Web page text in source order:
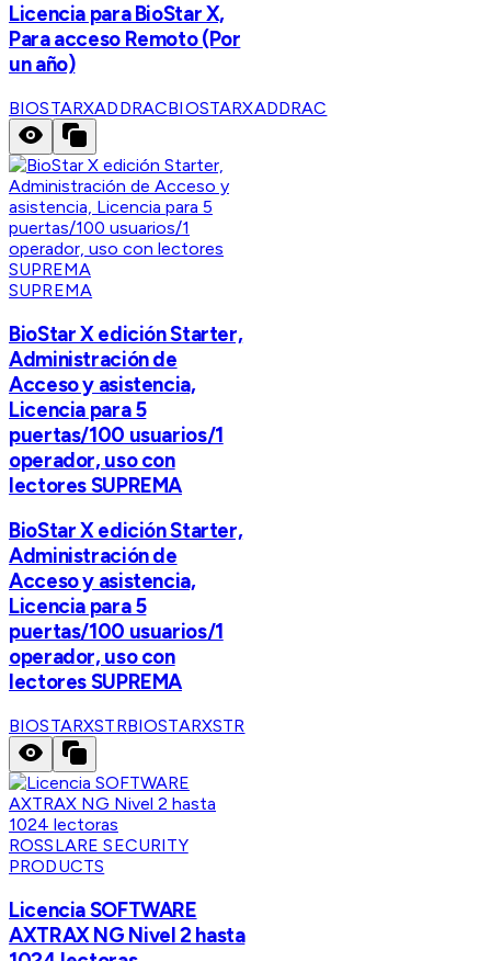
Licencia para BioStar X,
Para acceso Remoto (Por
un año)
BIOSTARXADDRACBIOSTARXADDRAC
SUPREMA
BioStar X edición Starter,
Administración de
Acceso y asistencia,
Licencia para 5
puertas/100 usuarios/1
operador, uso con
lectores SUPREMA
BioStar X edición Starter,
Administración de
Acceso y asistencia,
Licencia para 5
puertas/100 usuarios/1
operador, uso con
lectores SUPREMA
BIOSTARXSTRBIOSTARXSTR
ROSSLARE SECURITY
PRODUCTS
Licencia SOFTWARE
AXTRAX NG Nivel 2 hasta